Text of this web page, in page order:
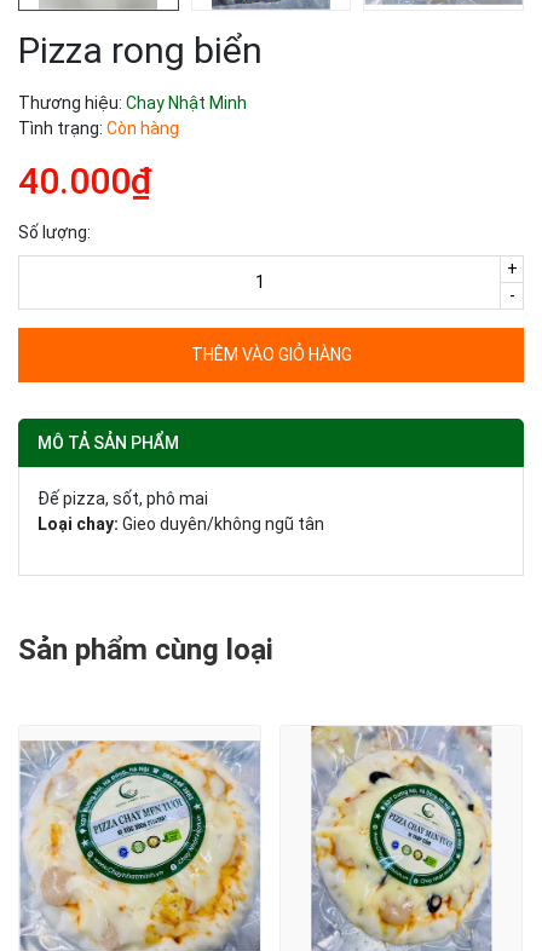
Pizza rong biển
Thương hiệu: Chay Nhật Minh
Tình trạng: Còn hàng
40.000₫
Số lượng:
-
+
THÊM VÀO GIỎ HÀNG
MÔ TẢ SẢN PHẨM
Đế pizza, sốt, phô mai
Loại chay: Gieo duyên/không ngũ tân
Sản phẩm cùng loại